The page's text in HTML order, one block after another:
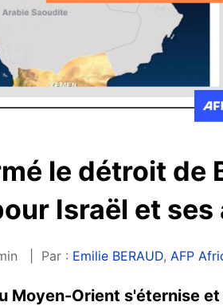
le détroit de
Israël et ses
Par : Emilie BERAUD, AFP
Moyen-Orient s'éternise